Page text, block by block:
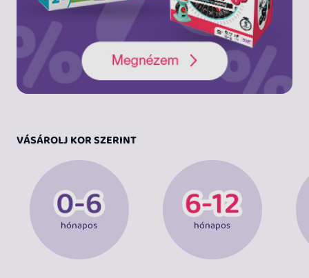
VÁSÁROLJ KOR SZERINT
hónapos hónapos